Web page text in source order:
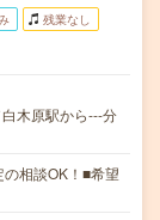
残業なし
木原駅から---分
相談OK！■希望